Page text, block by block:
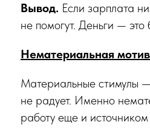
Вывод. Если зарплата
не помогут. Деньги —
Нематериальная
Материальные стимулы
не радует. Именно
работу еще и